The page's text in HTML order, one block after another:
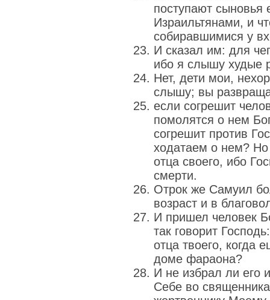
поступают сыновья
Израильтянами, и
собиравшимися у
И сказал им: для
ибо я слышу худые
Нет, дети мои,
слышу; вы
если согрешит
помолятся о нем
согрешит против
ходатаем о нем?
отца своего, ибо
смерти.
Отрок же Самуил
возраст и в
И пришел человек
так говорит
отца твоего, когда
доме фараона?
И не избрал ли его
Себе во